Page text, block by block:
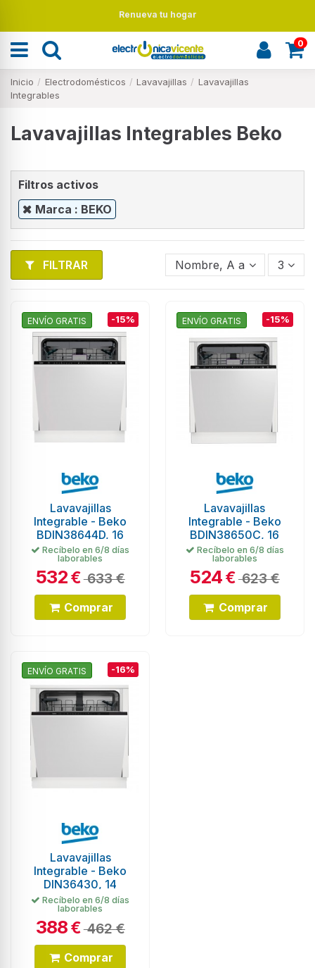
Renueva tu hogar
0
Inicio Electrodomésticos Lavavajillas
Lavavajillas
Integrables
Lavavajillas Integrables Beko
Filtros activos
Marca : BEKO
FILTRAR Nombre, A a Z 3
ENVÍO GRATIS -15%
Lavavajillas
Integrable - Beko
BDIN38644D, 16
servicios, 42 dB,
3ªBandeja, 60cm,...
Recíbelo en 6/8 días
laborables
532€633 €
Comprar
ENVÍO GRATIS -15%
Lavavajillas
Integrable - Beko
BDIN38650C, 16
servicios, 43 dB, 60
cm, CornerIntense,...
Recíbelo en 6/8 días
laborables
524€623 €
Comprar
ENVÍO GRATIS -16%
Lavavajillas
Integrable - Beko
DIN36430, 14
servicios, 48 dB,
60cm
Recíbelo en 6/8 días
laborables
388€462 €
Comprar